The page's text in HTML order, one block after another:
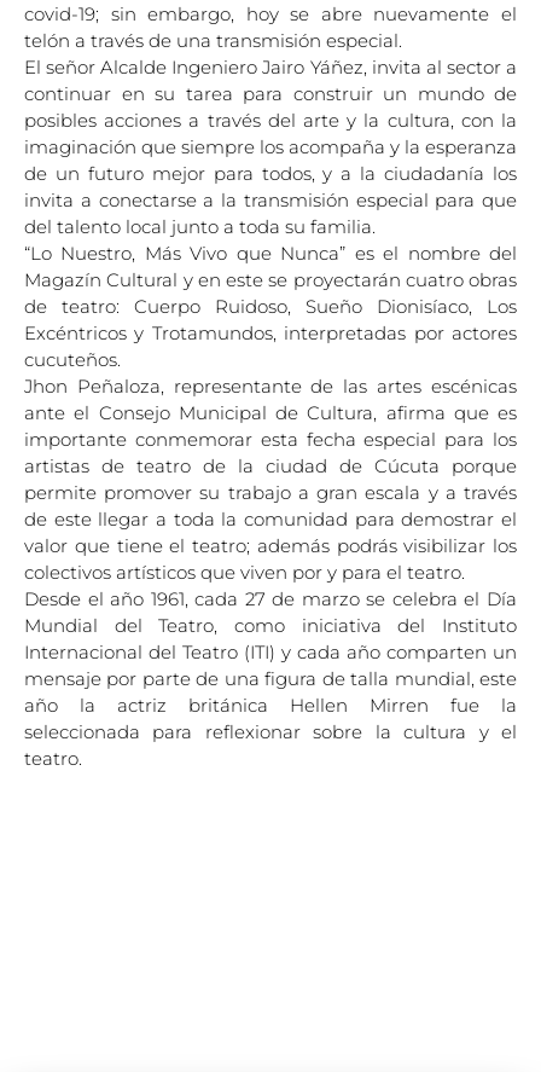
covid-19; sin embargo, hoy se abre nuevamente el
telón a través de una transmisión especial.
El señor Alcalde Ingeniero Jairo Yáñez, invita al sector a
continuar en su tarea para construir un mundo de
posibles acciones a través del arte y la cultura, con la
imaginación que siempre los acompaña y la esperanza
de un futuro mejor para todos, y a la ciudadanía los
invita a conectarse a la transmisión especial para que
del talento local junto a toda su familia.
“Lo Nuestro, Más Vivo que Nunca” es el nombre del
Magazín Cultural y en este se proyectarán cuatro obras
de teatro: Cuerpo Ruidoso, Sueño Dionisíaco, Los
Excéntricos y Trotamundos, interpretadas por actores
cucuteños.
Jhon Peñaloza, representante de las artes escénicas
ante el Consejo Municipal de Cultura, afirma que es
importante conmemorar esta fecha especial para los
artistas de teatro de la ciudad de Cúcuta porque
permite promover su trabajo a gran escala y a través
de este llegar a toda la comunidad para demostrar el
valor que tiene el teatro; además podrás visibilizar los
colectivos artísticos que viven por y para el teatro.
Desde el año 1961, cada 27 de marzo se celebra el Día
Mundial del Teatro, como iniciativa del Instituto
Internacional del Teatro (ITI) y cada año comparten un
mensaje por parte de una figura de talla mundial, este
año la actriz británica Hellen Mirren fue la
seleccionada para reflexionar sobre la cultura y el
teatro.